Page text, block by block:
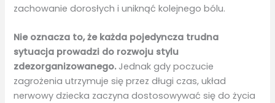
zachowanie dorosłych i uniknąć kolejnego bólu.
Nie oznacza to, że każda pojedyncza trudna
sytuacja prowadzi do rozwoju stylu
zdezorganizowanego.Jednak gdy poczucie
zagrożenia utrzymuje się przez długi czas, układ
nerwowy dziecka zaczyna dostosowywać się do życia